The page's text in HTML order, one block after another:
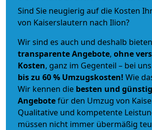
Sind Sie neugierig auf die Kosten
von Kaiserslautern nach Ilion?
Wir sind es auch und deshalb
transparente Angebote, ohne
Kosten, ganz im Gegenteil – bei uns
bis zu 60 % Umzugskosten! Wie
Wir kennen die besten und
Angebotefür den Umzug von
Qualitative und kompetente
müssen nicht immer übermäßig